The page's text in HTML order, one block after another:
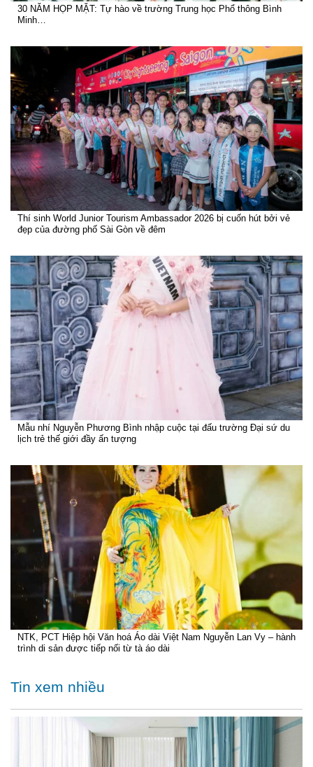
30 NĂM HỌP MẶT: Tự hào về trường Trung học Phổ thông Bình
Minh…
Thí sinh World Junior Tourism Ambassador 2026 bị cuốn hút bởi vẻ
đẹp của đường phố Sài Gòn về đêm
Mẫu nhí Nguyễn Phương Bình nhập cuộc tại đấu trường Đại sứ du
lịch trẻ thế giới đầy ấn tượng
NTK, PCT Hiệp hội Văn hoá Áo dài Việt Nam Nguyễn Lan Vy – hành
trình di sản được tiếp nối từ tà áo dài
Tin xem nhiều